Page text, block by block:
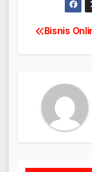
pos
Bisnis